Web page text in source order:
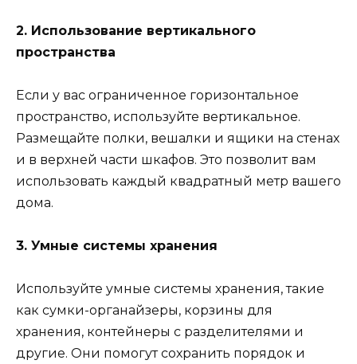
2. Использование вертикального
пространства
Если у вас ограниченное горизонтальное
пространство, используйте вертикальное.
Размещайте полки, вешалки и ящики на стенах
и в верхней части шкафов. Это позволит вам
использовать каждый квадратный метр вашего
дома.
3. Умные системы хранения
Используйте умные системы хранения, такие
как сумки-органайзеры, корзины для
хранения, контейнеры с разделителями и
другие. Они помогут сохранить порядок и